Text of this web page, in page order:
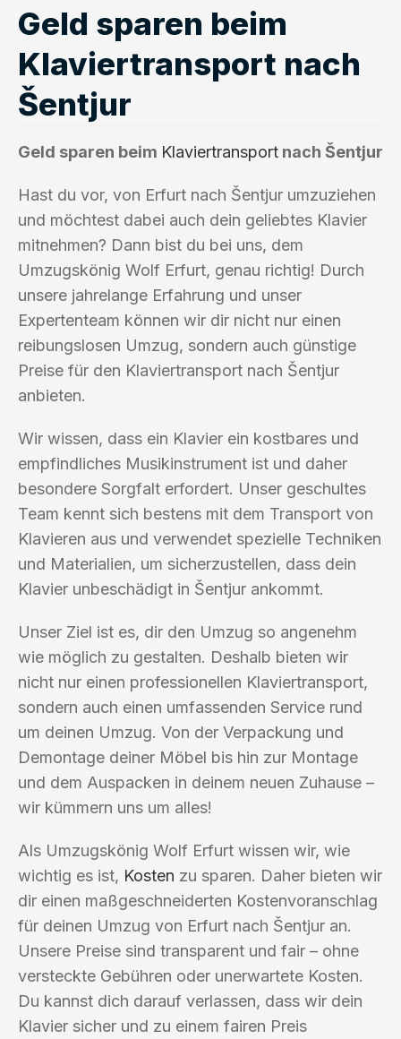
Geld sparen beim
Klaviertransport nach
Šentjur
Geld sparen beim Klaviertransport nach Šentjur
Hast du vor, von Erfurt nach Šentjur umzuziehen
und möchtest dabei auch dein geliebtes Klavier
mitnehmen? Dann bist du bei uns, dem
Umzugskönig Wolf Erfurt, genau richtig! Durch
unsere jahrelange Erfahrung und unser
Expertenteam können wir dir nicht nur einen
reibungslosen Umzug, sondern auch günstige
Preise für den Klaviertransport nach Šentjur
anbieten.
Wir wissen, dass ein Klavier ein kostbares und
empfindliches Musikinstrument ist und daher
besondere Sorgfalt erfordert. Unser geschultes
Team kennt sich bestens mit dem Transport von
Klavieren aus und verwendet spezielle Techniken
und Materialien, um sicherzustellen, dass dein
Klavier unbeschädigt in Šentjur ankommt.
Unser Ziel ist es, dir den Umzug so angenehm
wie möglich zu gestalten. Deshalb bieten wir
nicht nur einen professionellen Klaviertransport,
sondern auch einen umfassenden Service rund
um deinen Umzug. Von der Verpackung und
Demontage deiner Möbel bis hin zur Montage
und dem Auspacken in deinem neuen Zuhause –
wir kümmern uns um alles!
Als Umzugskönig Wolf Erfurt wissen wir, wie
wichtig es ist, Kosten zu sparen. Daher bieten wir
dir einen maßgeschneiderten Kostenvoranschlag
für deinen Umzug von Erfurt nach Šentjur an.
Unsere Preise sind transparent und fair – ohne
versteckte Gebühren oder unerwartete Kosten.
Du kannst dich darauf verlassen, dass wir dein
Klavier sicher und zu einem fairen Preis